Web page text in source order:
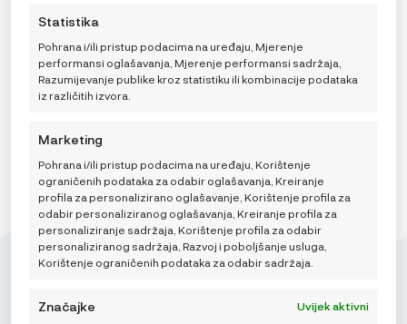
privole može negativno utjecati na određene značajke i
prekidača na Politici kolačića ili klikom na gumb za
upravljanje privolom na dnu ekrana.
Statistika
Pohrana i/ili pristup podacima na uređaju, Mjerenje
performansi oglašavanja, Mjerenje performansi sadržaja,
Razumijevanje publike kroz statistiku ili kombinacije podataka
iz različitih izvora.
Marketing
Pohrana i/ili pristup podacima na uređaju, Korištenje
ograničenih podataka za odabir oglašavanja, Kreiranje
profila za personalizirano oglašavanje, Korištenje profila za
odabir personaliziranog oglašavanja, Kreiranje profila za
personaliziranje sadržaja, Korištenje profila za odabir
personaliziranog sadržaja, Razvoj i poboljšanje usluga,
Korištenje ograničenih podataka za odabir sadržaja.
Značajke Uvijek aktivni
DODAJ U KOŠARICU